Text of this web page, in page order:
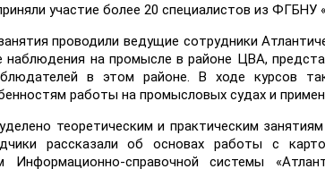
участие более 20 специалистов из ФГБНУ
проводили ведущие сотрудники
наблюдения на промысле в районе ЦВА,
в этом районе. В ходе курсов
работы на промысловых судах и
теоретическим и практическим
рассказали об основах работы с
Информационно-справочной системы